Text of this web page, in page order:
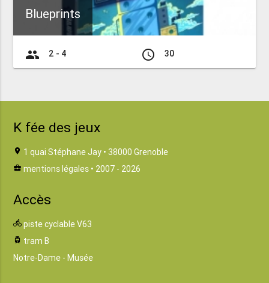
Blueprints
group 2 - 4 access_time 30
K fée des jeux
location_on 1 quai Stéphane Jay • 38000 Grenoble
business_center mentions légales • 2007 - 2026
Accès
directions_bike piste cyclable V63
tram tram B
Notre-Dame - Musée